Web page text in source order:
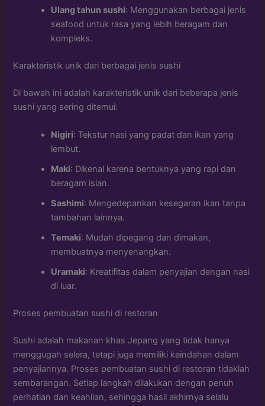
Ulang tahun sushi: Menggunakan berbagai jenis
seafood untuk rasa yang lebih beragam dan
kompleks.
Karakteristik unik dari berbagai jenis sushi
Di bawah ini adalah karakteristik unik dari beberapa jenis
sushi yang sering ditemui:
Nigiri: Tekstur nasi yang padat dan ikan yang
lembut.
Maki: Dikenal karena bentuknya yang rapi dan
beragam isian.
Sashimi: Mengedepankan kesegaran ikan tanpa
tambahan lainnya.
Temaki: Mudah dipegang dan dimakan,
membuatnya menyenangkan.
Uramaki: Kreatifitas dalam penyajian dengan nasi
di luar.
Proses pembuatan sushi di restoran
Sushi adalah makanan khas Jepang yang tidak hanya
menggugah selera, tetapi juga memiliki keindahan dalam
penyajiannya. Proses pembuatan sushi di restoran tidaklah
sembarangan. Setiap langkah dilakukan dengan penuh
perhatian dan keahlian, sehingga hasil akhirnya selalu